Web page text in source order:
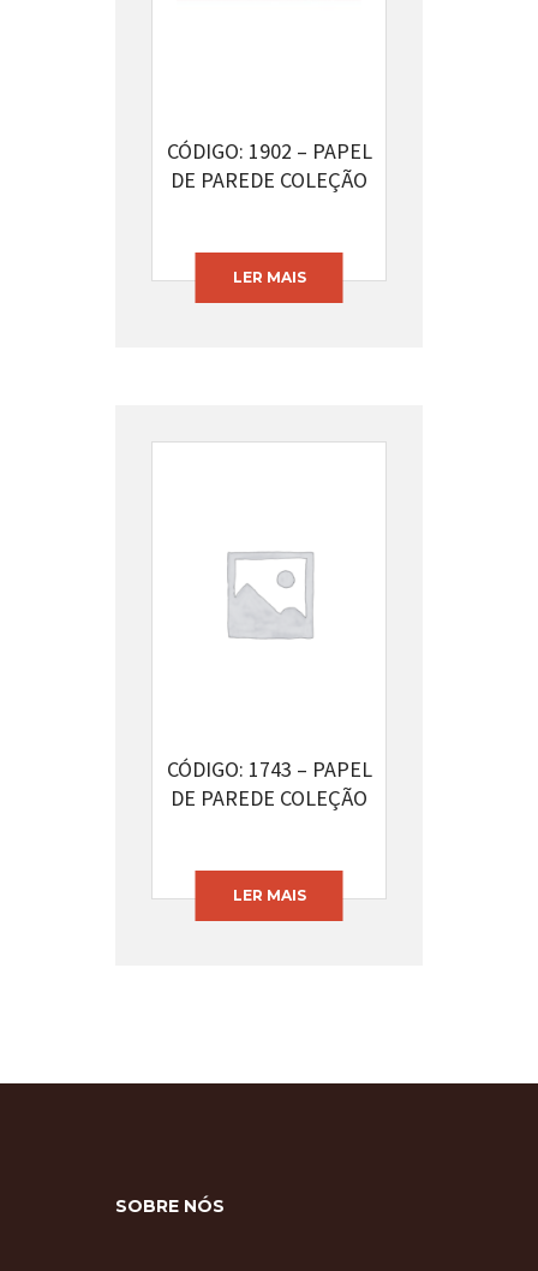
CÓDIGO: 1902 – PAPEL
DE PAREDE COLEÇÃO
LER MAIS
CÓDIGO: 1743 – PAPEL
DE PAREDE COLEÇÃO
LER MAIS
SOBRE NÓS